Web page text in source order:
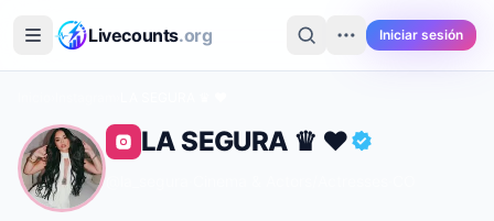
Livecounts.org Iniciar sesión
LA SEGURA ♛ ♥